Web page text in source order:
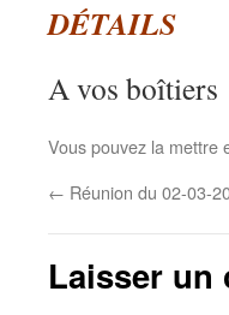
DÉTAILS
A vos boîtiers
Vous pouvez la mettre
← Réunion du 02-03-
Laisser un